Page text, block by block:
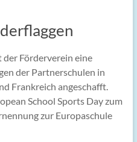
Förderverein eine
der Partnerschulen in
Frankreich angeschafft.
School Sports Day zum
zur Europaschule